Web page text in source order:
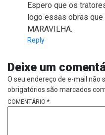
Espero que os
logo essas obras
MARAVILHA.
Reply
Deixe um
O seu endereço de e-mail não
obrigatórios são marcados
COMENTÁRIO *